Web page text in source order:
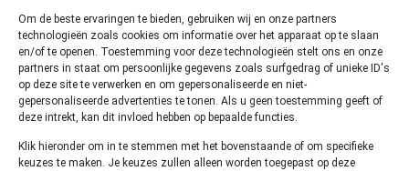
Om de beste ervaringen te bieden, gebruiken wij en onze partners
technologieën zoals cookies om informatie over het apparaat op te slaan
en/of te openen. Toestemming voor deze technologieën stelt ons en onze
partners in staat om persoonlijke gegevens zoals surfgedrag of unieke ID's
op deze site te verwerken en om gepersonaliseerde en niet-
gepersonaliseerde advertenties te tonen. Als u geen toestemming geeft of
deze intrekt, kan dit invloed hebben op bepaalde functies.
Klik hieronder om in te stemmen met het bovenstaande of om specifieke
keuzes te maken. Je keuzes zullen alleen worden toegepast op deze
je